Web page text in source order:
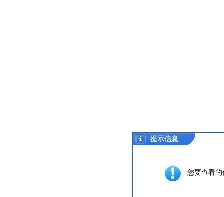
提示信息
您要查看